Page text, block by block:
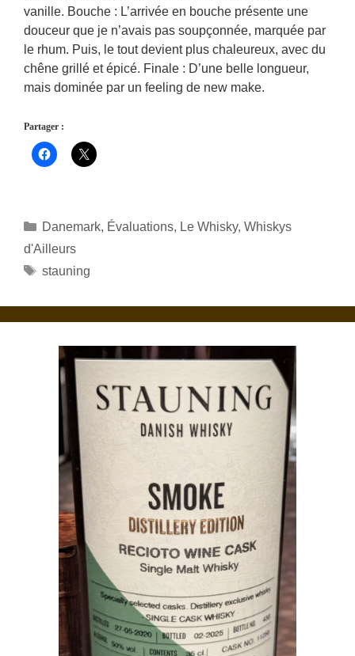
vanille. Bouche : L’arrivée en bouche présente une
douceur que je n’avais pas soupçonnée, marquée par
le rhum. Puis, le tout devient plus chaleureux, avec du
chêne grillé et épicé. Finale : D’une belle longueur,
mais dominée par un feeling de new make.
Partager :
Catégories
Danemark, Évaluations, Le Whisky, Whiskys
d'Ailleurs
Étiquettes
stauning